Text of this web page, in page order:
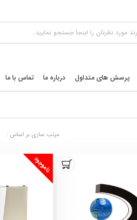
پرسش های متداول درباره ما تماس با ما
مرتب سازی بر اساس :
ناموجود